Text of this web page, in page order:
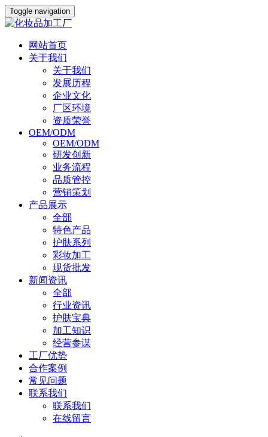
Toggle navigation
网站首页
关于我们
关于我们
发展历程
企业文化
厂区环境
资质荣誉
OEM/ODM
OEM/ODM
研发创新
业务流程
品质管控
营销策划
产品展示
全部
特色产品
护肤系列
彩妆加工
现货批发
新闻资讯
全部
行业资讯
护肤宝典
加工知识
经营参谋
工厂优势
合作案例
常见问题
联系我们
联系我们
在线留言